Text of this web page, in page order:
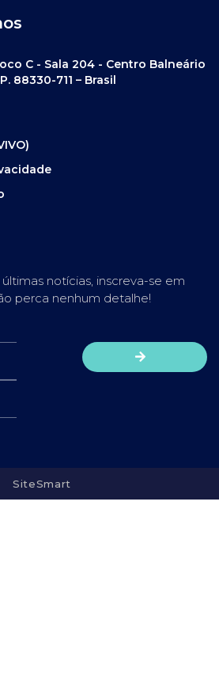
C - Sala 204 - Centro Balneário
88330-711 – Brasil
notícias, inscreva-se em
perca nenhum detalhe!
SiteSmart